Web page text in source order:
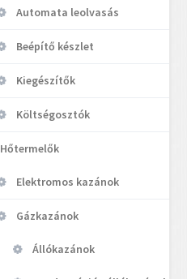
Automata leolvasás
Beépítő készlet
Kiegészítők
Költségosztók
Hőtermelők
Elektromos kazánok
Gázkazánok
Állókazánok